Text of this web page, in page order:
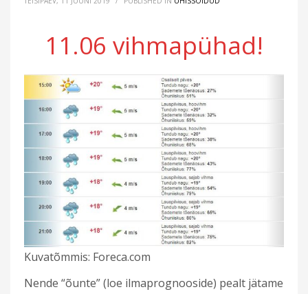
11.06 vihmapühad!
Kuvatõmmis: Foreca.com
Nende “õunte” (loe ilmaprognooside) pealt jätame